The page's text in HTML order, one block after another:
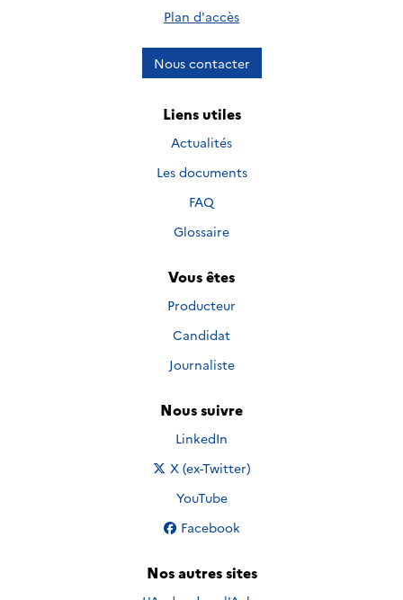
Plan d'accès
Nous contacter
Liens utiles
Actualités
Les documents
FAQ
Glossaire
Vous êtes
Producteur
Candidat
Journaliste
Nous suivre
Nous suivre sur
LinkedIn
Nous suivre sur
X (ex-Twitter)
Nous suivre sur
YouTube
Nous suivre sur
Facebook
Nos autres sites